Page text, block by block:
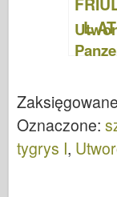
L
Oznaczone:
tygrys I,